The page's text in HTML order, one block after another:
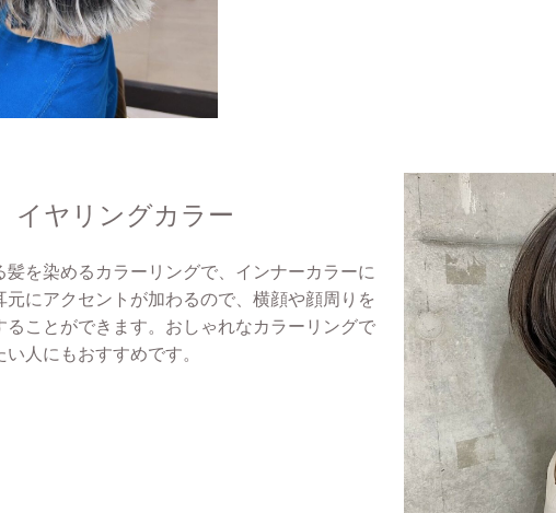
イヤリングカラー
髪を染めるカラーリングで、インナーカラーに
元にアクセントが加わるので、横顔や顔周りを
ることができます。おしゃれなカラーリングで
人にもおすすめです。